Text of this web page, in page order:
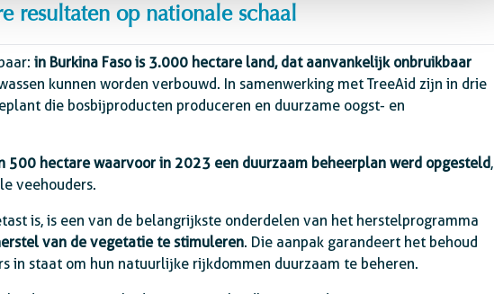
resultaten op nationale schaal
in Burkina Faso is 3.000 hectare land, dat aanvankelijk onbruikbaar
kunnen worden verbouwd. In samenwerking met TreeAid zijn in drie
die bosbijproducten produceren en duurzame oogst- en
500 hectare waarvoor in 2023 een duurzaam beheerplan werd opgesteld,
veehouders.
is, is een van de belangrijkste onderdelen van het herstelprogramma
van de vegetatie te stimuleren. Die aanpak garandeert het behoud
in staat om hun natuurlijke rijkdommen duurzaam te beheren.